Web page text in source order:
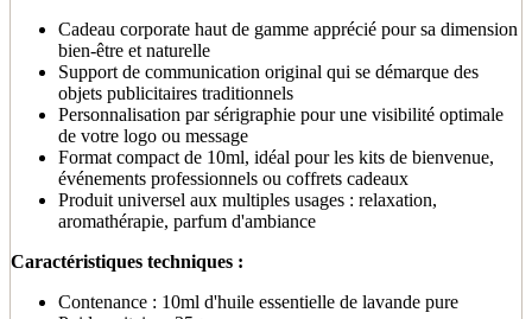
Cadeau corporate haut de gamme apprécié pour sa dimension
bien-être et naturelle
Support de communication original qui se démarque des
objets publicitaires traditionnels
Personnalisation par sérigraphie pour une visibilité optimale
de votre logo ou message
Format compact de 10ml, idéal pour les kits de bienvenue,
événements professionnels ou coffrets cadeaux
Produit universel aux multiples usages : relaxation,
aromathérapie, parfum d'ambiance
Caractéristiques techniques :
Contenance : 10ml d'huile essentielle de lavande pure